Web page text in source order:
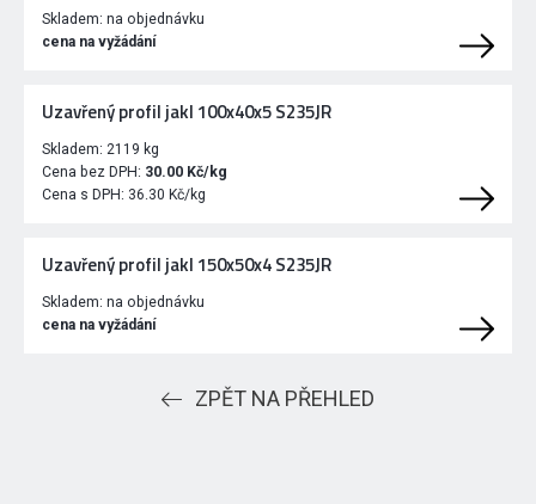
Skladem: na objednávku
cena na vyžádání
Uzavřený profil jakl 100x40x5 S235JR
Skladem: 2119 kg
Cena bez DPH: 30.00 Kč/kg
Cena s DPH: 36.30 Kč/kg
Uzavřený profil jakl 150x50x4 S235JR
Skladem: na objednávku
cena na vyžádání
ZPĚT NA PŘEHLED